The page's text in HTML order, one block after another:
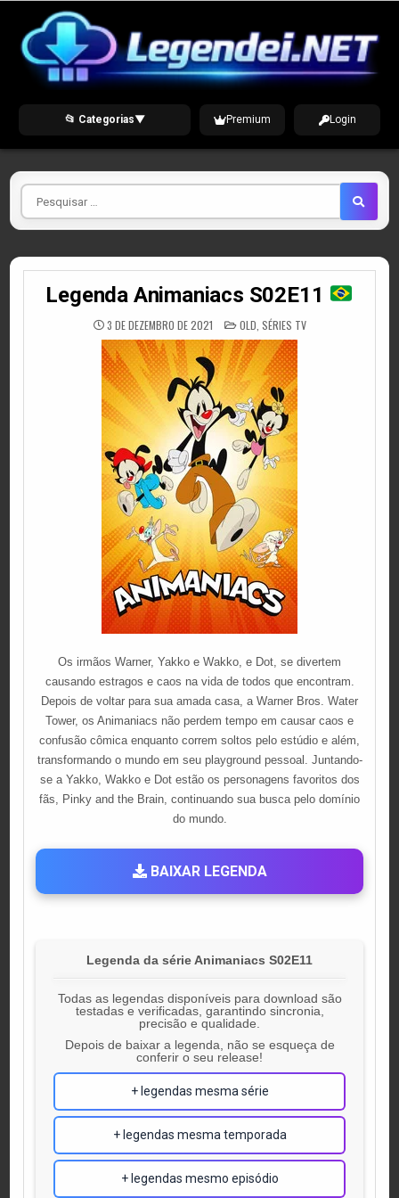
content
📂 Categorias▼ Premium Login
Pesquisar
por
Legenda Animaniacs S02E11
3 DE DEZEMBRO DE 2021 POSTED
IN
OLD SÉRIES TV
Os irmãos Warner, Yakko e Wakko, e Dot, se divertem
causando estragos e caos na vida de todos que encontram.
Depois de voltar para sua amada casa, a Warner Bros. Water
Tower, os Animaniacs não perdem tempo em causar caos e
confusão cômica enquanto correm soltos pelo estúdio e além,
transformando o mundo em seu playground pessoal. Juntando-
se a Yakko, Wakko e Dot estão os personagens favoritos dos
fãs, Pinky and the Brain, continuando sua busca pelo domínio
do mundo.
BAIXAR LEGENDA
Legenda da série Animaniacs S02E11
Todas as legendas disponíveis para download são
testadas e verificadas, garantindo sincronia,
precisão e qualidade.
Depois de baixar a legenda, não se esqueça de
conferir o seu release!
+ legendas mesma série
+ legendas mesma temporada
+ legendas mesmo episódio